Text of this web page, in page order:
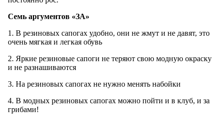
Семь аргументов «ЗА»
1. В резиновых сапогах удобно, они не жмут и не давят, это
очень мягкая и легкая обувь
2. Яркие резиновые сапоги не теряют свою модную окраску
и не разнашиваются
3. На резиновых сапогах не нужно менять набойки
4. В модных резиновых сапогах можно пойти и в клуб, и за
грибами!